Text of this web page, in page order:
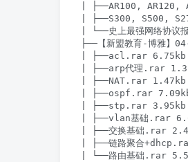
| ├──AR100, AR120,
| ├──S300, S500,
| └──史上最强网络协议
├──【新盟教育-博雅】
| ├──acl.rar 6.75kb
| ├──arp代理.rar
| ├──NAT.rar 1.47kb
| ├──ospf.rar
| ├──stp.rar 3.95kb
| ├──vlan基础.rar
| ├──交换基础.rar
| ├──链路聚合
| └──路由基础.rar